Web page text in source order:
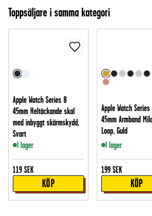
Toppsäljare i samma kategori
Apple Watch Series 8
45mm Heltäckande skal
med inbyggt skärmskydd,
Svart
I lager
119 SEK
KÖP
Apple Watch Series
45mm Armband
Loop, Guld
I lager
199 SEK
KÖP